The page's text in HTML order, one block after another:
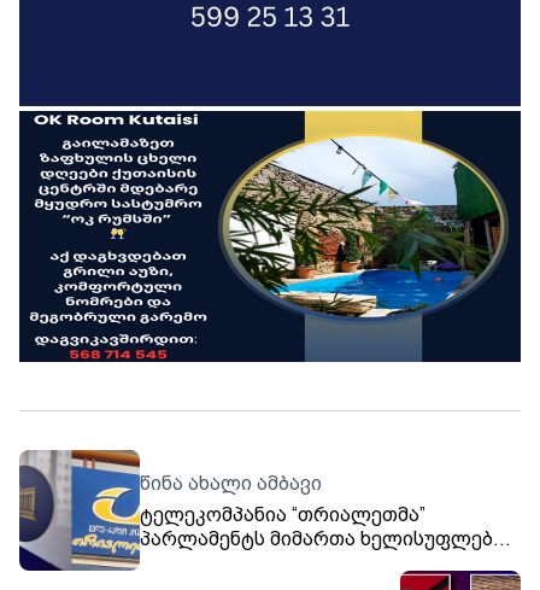
წინა ახალი ამბავი
ტელეკომპანია “თრიალეთმა”
პარლამენტს მიმართა ხელისუფლების